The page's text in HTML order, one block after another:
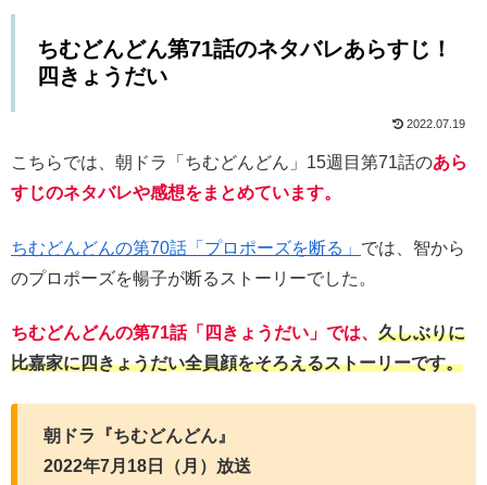
ちむどんどん第71話のネタバレあらすじ！
四きょうだい
2022.07.19
こちらでは、朝ドラ「ちむどんどん」15週目第71話のあら
すじのネタバレや感想をまとめています。
ちむどんどんの第70話「プロポーズを断る」 では、智から
のプロポーズを暢子が断るストーリーでした。
ちむどんどんの第71話「四きょうだい」では、 久しぶりに
比嘉家に四きょうだい全員顔をそろえるストーリーです。
朝ドラ『ちむどんどん』
2022年7月18日（月）放送